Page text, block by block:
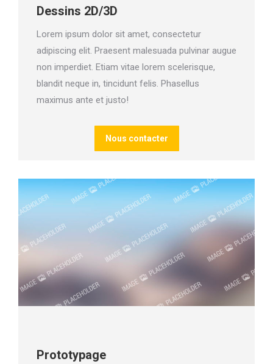
Dessins 2D/3D
Lorem ipsum dolor sit amet, consectetur
adipiscing elit. Praesent malesuada pulvinar augue
non imperdiet. Etiam vitae lorem scelerisque,
blandit neque in, tincidunt felis. Phasellus
maximus ante et justo!
Nous contacter
Prototypage